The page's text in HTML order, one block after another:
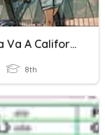
Patricia Va A California, Capítulos 9-12
8th